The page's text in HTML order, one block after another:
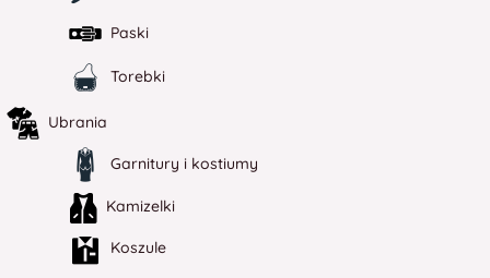
Paski
Torebki
Ubrania
Garnitury i kostiumy
Kamizelki
Koszule